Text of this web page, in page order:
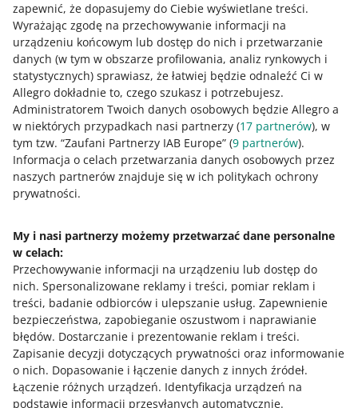
zapewnić, że dopasujemy do Ciebie wyświetlane treści.
Wyrażając zgodę na przechowywanie informacji na
urządzeniu końcowym lub dostęp do nich i przetwarzanie
danych (w tym w obszarze profilowania, analiz rynkowych i
statystycznych) sprawiasz, że łatwiej będzie odnaleźć Ci w
Allegro dokładnie to, czego szukasz i potrzebujesz.
Administratorem Twoich danych osobowych będzie Allegro a
w niektórych przypadkach nasi partnerzy (17 partnerów), w
tym tzw. “Zaufani Partnerzy IAB Europe” (9 partnerów).
Informacja o celach przetwarzania danych osobowych przez
naszych partnerów znajduje się w ich politykach ochrony
prywatności.
My i nasi partnerzy możemy przetwarzać dane personalne
w celach:
Przechowywanie informacji na urządzeniu lub dostęp do
nich. Spersonalizowane reklamy i treści, pomiar reklam i
treści, badanie odbiorców i ulepszanie usług. Zapewnienie
bezpieczeństwa, zapobieganie oszustwom i naprawianie
błędów. Dostarczanie i prezentowanie reklam i treści.
Zapisanie decyzji dotyczących prywatności oraz informowanie
o nich. Dopasowanie i łączenie danych z innych źródeł.
Łączenie różnych urządzeń. Identyfikacja urządzeń na
podstawie informacji przesyłanych automatycznie.
Sprawdź bezpłatne kursy, webinary i podcasty.
Wszystkie Szybkie wskazówki
SZYBKA WSKAZÓWKA 3 MIN
Ulepsz warianty produktowe w Twojej
ofercie
Potrzebujesz pomocy?
Skontaktuj się z nami
Zapytaj społeczność